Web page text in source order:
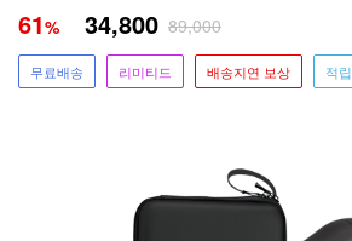
61% 34,800 89,000
무료배송 리미티드 배송지연 보상 적립